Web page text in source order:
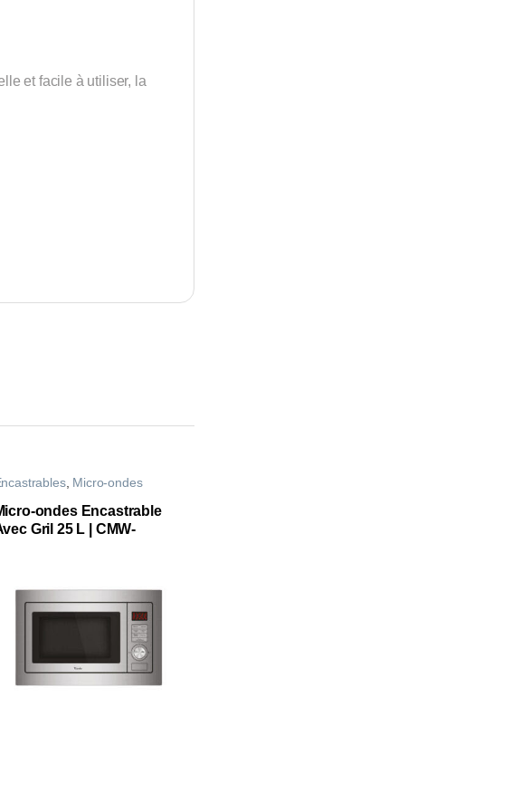
et facile à utiliser, la
, Micro-ondes
ondes Encastrable
Gril 25 L | CMW-